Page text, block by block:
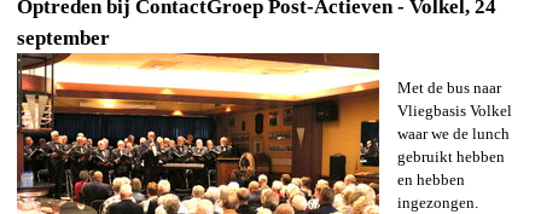
Optreden bij ContactGroep Post-Actieven - Volkel, 24
september
Met de bus naar
Vliegbasis Volkel
waar we de lunch
gebruikt hebben
en hebben
ingezongen.